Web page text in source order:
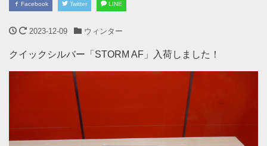
Facebook Twitter LINE
2023-12-09 ウィンター
クイックシルバー「STORM AF」入荷しました！